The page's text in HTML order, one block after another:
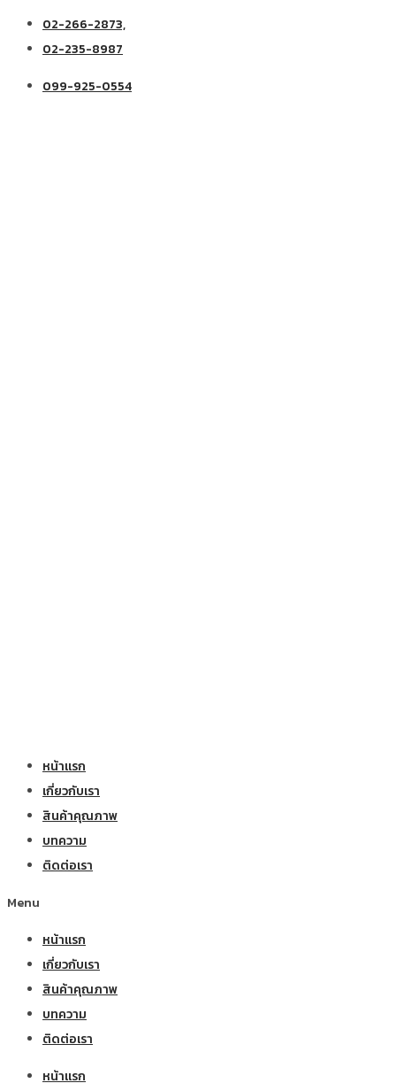
02-266-2873,
02-235-8987
099-925-0554
หน้าแรก
เกี่ยวกับเรา
สินค้าคุณภาพ
บทความ
ติดต่อเรา
Menu
หน้าแรก
เกี่ยวกับเรา
สินค้าคุณภาพ
บทความ
ติดต่อเรา
หน้าแรก